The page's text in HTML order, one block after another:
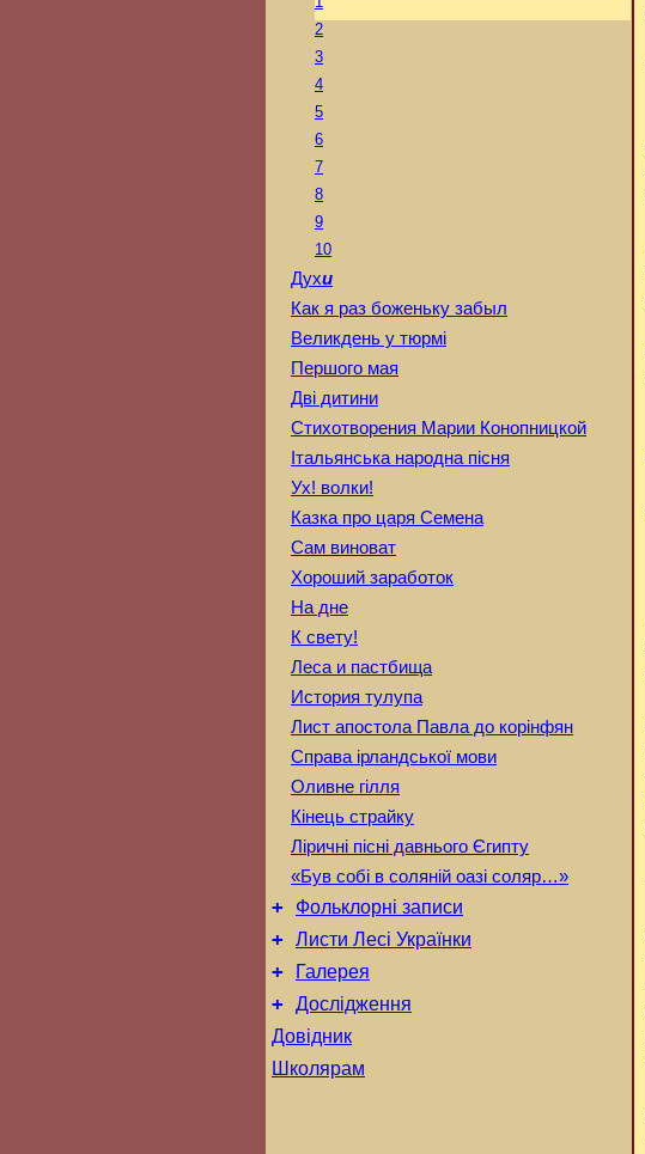
2
3
4
5
6
7
8
9
10
Духи
Как я раз боженьку забыл
Великдень у тюрмі
Першого мая
Дві дитини
Стихотворения Марии Конопницкой
Італьянська народна пісня
Ух! волки!
Казка про царя Семена
Сам виноват
Хороший заработок
На дне
К свету!
Леса и пастбища
История тулупа
Лист апостола Павла до корінфян
Справа ірландської мови
Оливне гілля
Кінець страйку
Ліричні пісні давнього Єгипту
«Був собі в соляній оазі соляр…»
+ Фольклорні записи
+ Листи Лесі Українки
+ Галерея
+ Дослідження
Довідник
Школярам